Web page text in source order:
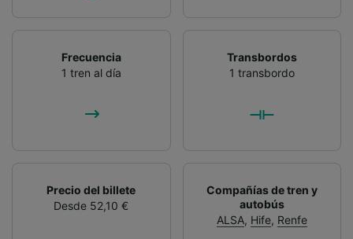
Frecuencia
1 tren al día
Transbordos
1 transbordo
Precio del billete
Desde 52,10 €
Compañías de tren y
autobús
ALSA, Hife, Renfe